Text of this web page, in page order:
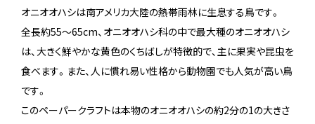
オニオオハシは南アメリカ大陸の熱帯雨林に生息する鳥です。
全長約55～65cm、オニオオハシ科の中で最大種のオニオオハシ
は、大きく鮮やかな黄色のくちばしが特徴的で、主に果実や昆虫を
食べます。また、人に慣れ易い性格から動物園でも人気が高い鳥
です。
このペーパークラフトは本物のオニオオハシの約2分の1の大きさ